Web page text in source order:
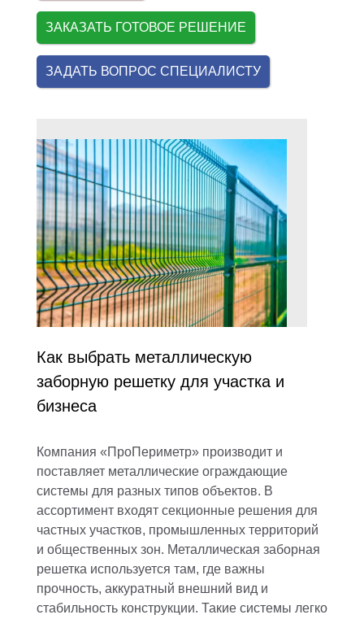
ЗАКАЗАТЬ ГОТОВОЕ РЕШЕНИЕ
ЗАДАТЬ ВОПРОС СПЕЦИАЛИСТУ
Как выбрать металлическую
заборную решетку для участка и
бизнеса
Компания «ПроПериметр» производит и
поставляет металлические ограждающие
системы для разных типов объектов. В
ассортимент входят секционные решения для
частных участков, промышленных территорий
и общественных зон. Металлическая заборная
решетка используется там, где важны
прочность, аккуратный внешний вид и
стабильность конструкции. Такие системы легко